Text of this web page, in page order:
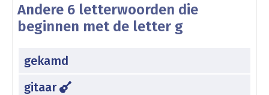
Andere 6 letterwoorden die
beginnen met de letter g
gekamd
gitaar